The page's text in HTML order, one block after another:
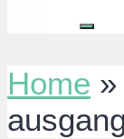
Home »